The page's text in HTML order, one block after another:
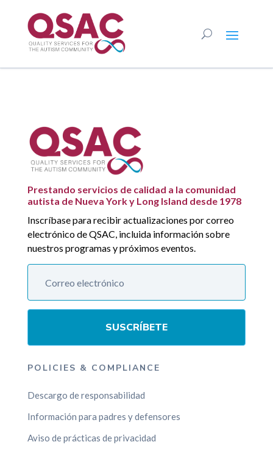
Prestando servicios de calidad a la comunidad
autista de Nueva York y Long Island desde 1978
Inscríbase para recibir actualizaciones por correo
electrónico de QSAC, incluida información sobre
nuestros programas y próximos eventos.
SUSCRÍBETE
POLICIES & COMPLIANCE
Descargo de responsabilidad
Información para padres y defensores
Aviso de prácticas de privacidad